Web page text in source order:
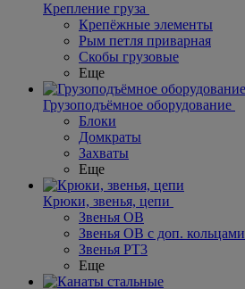
Крепление груза
Крепёжные элементы
Рым петля приварная
Скобы грузовые
Еще
Грузоподъёмное оборудование
Блоки
Домкраты
Захваты
Еще
Крюки, звенья, цепи
Звенья ОВ
Звенья ОВ с доп. кольцами
Звенья РТ3
Еще